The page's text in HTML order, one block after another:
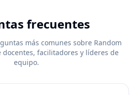
frecuentes
más comunes sobre Random
docentes, facilitadores y líderes de
equipo.